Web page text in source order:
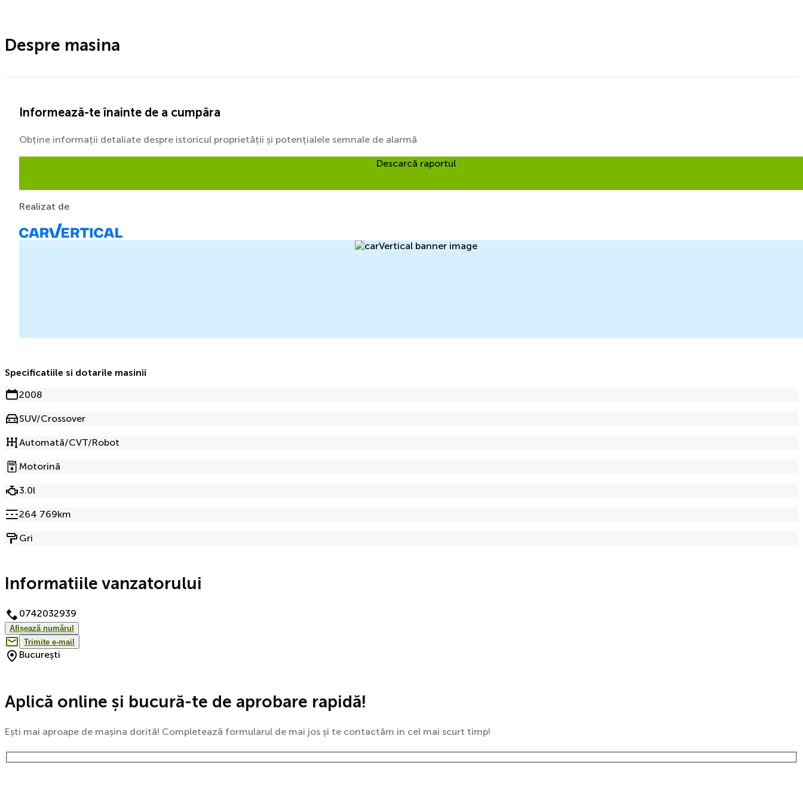
Despre masina
Informează-te înainte de a cumpăra
Obține informații detaliate despre istoricul proprietății și potențialele semnale de alarmă
Descarcă raportul
Realizat de
Specificatiile si dotarile masinii
2008
SUV/Crossover
Automată/CVT/Robot
Motorină
3.0l
264 769km
Gri
Informatiile vanzatorului
0742032939
Afișează numărul
Trimite e-mail
București
Aplică online și bucură-te de aprobare rapidă!
Ești mai aproape de mașina dorită! Completează formularul de mai jos și te contactăm in cel mai scurt timp!